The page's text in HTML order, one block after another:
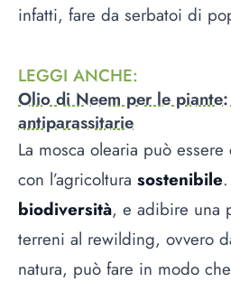
infatti, fare da serbatoi di
LEGGI ANCHE:
Olio di Neem per le
antiparassitarie
La mosca olearia può
con l’agricoltura sostenibile
biodiversità, e adibire una
terreni al rewilding, ovvero
natura, può fare in modo